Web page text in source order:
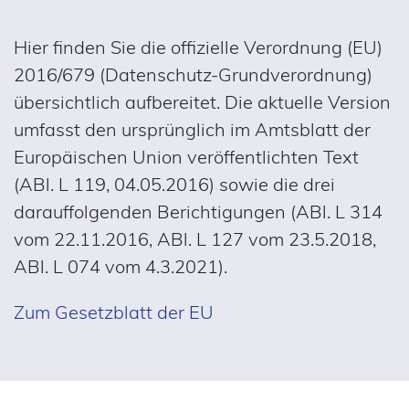
Hier finden Sie die offizielle Verordnung (EU)
2016/679 (Datenschutz-Grundverordnung)
übersichtlich aufbereitet. Die aktuelle Version
umfasst den ursprünglich im Amtsblatt der
Europäischen Union veröffentlichten Text
(ABl. L 119, 04.05.2016) sowie die drei
darauffolgenden Berichtigungen (ABl. L 314
vom 22.11.2016, ABl. L 127 vom 23.5.2018,
ABl. L 074 vom 4.3.2021).
Zum Gesetzblatt der EU